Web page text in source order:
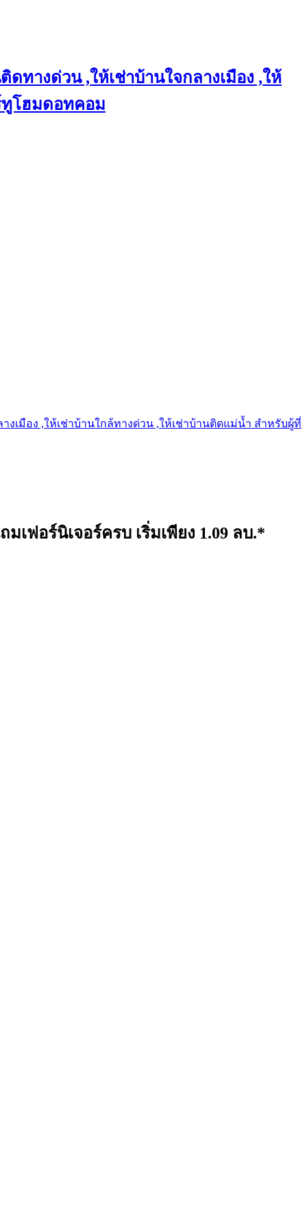
ทางด่วน ,ให้เช่าบ้านใจกลางเมือง ,ให้
ทูโฮมดอทคอม
งเมือง ,ให้เช่าบ้านใกล้ทางด่วน ,ให้เช่าบ้านติดแม่น้ำ สำหรับผู้ที่
ฟอร์นิเจอร์ครบ เริ่มเพียง 1.09 ลบ.*